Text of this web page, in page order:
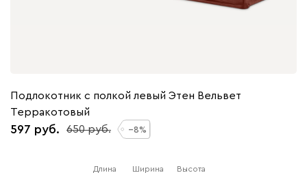
Подлокотник с полкой левый Этен Вельвет
Терракотовый
597 650 8
Длина Ширина Высота